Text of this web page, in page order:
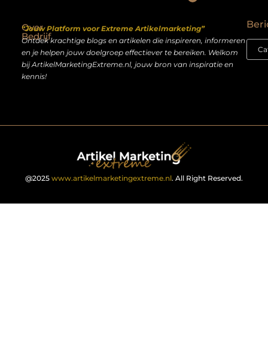
Over
Bedrijf
“Jouw Platform voor Extreme Artikelmarketing”
Ontdek krachtige blogs en artikelen die inspireren, informeren
en je helpen jouw doelgroep effectiever te bereiken. Welkom
bij ArtikelMarketingExtreme.nl, jouw bron van inspiratie en
kennis!
@2025 www.artikelmarketingextreme.nl. All Right Reserved.